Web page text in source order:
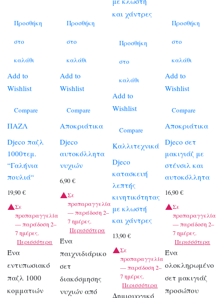
Προσθήκη
στο
καλάθι
Add to
Wishlist
Compare
ΠΑΖΛ
Djeco παζλ
1000τεμ.
“Γαλήνια
πουλιά“
19,90 €
Σε
προπαραγγελία
— παράδοση 2–
7 ημέρες.
Περισσότερα
Ένα
εντυπωσιακό
παζλ 1000
κομματιών
Προσθήκη
στο
καλάθι
Add to
Wishlist
Compare
Αποκριάτικα
Djeco
αυτοκόλλητα
νυχιών
6,90€
Σε
προπαραγγελία
— παράδοση 2–
7 ημέρες.
Περισσότερα
Ένα
παιχνιδιάρικο
σετ
διακόσμησης
νυχιών από
Προσθήκη
στο
καλάθι
Add to
Wishlist
Compare
Καλλιτεχνικά
Djeco
κατασκευή
λεπτής
κινητικότητας
με κλωστή
και χάντρες
13,90€
Σε
προπαραγγελία
— παράδοση 2–
7 ημέρες.
Περισσότερα
Δημιουργικό
Προσθήκη
στο
καλάθι
Add to
Wishlist
Compare
Αποκριάτικα
Djeco σετ
μακιγιάζ με
στένσιλ και
αυτοκόλλητα
16,90€
Σε
προπαραγγελία
— παράδοση 2–
7 ημέρες.
Περισσότερα
Ένα
ολοκληρωμένο
σετ μακιγιάζ
προσώπου